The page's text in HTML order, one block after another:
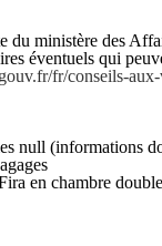
du ministère des
éventuels qui
fr/conseils-
null (informations
en chambre